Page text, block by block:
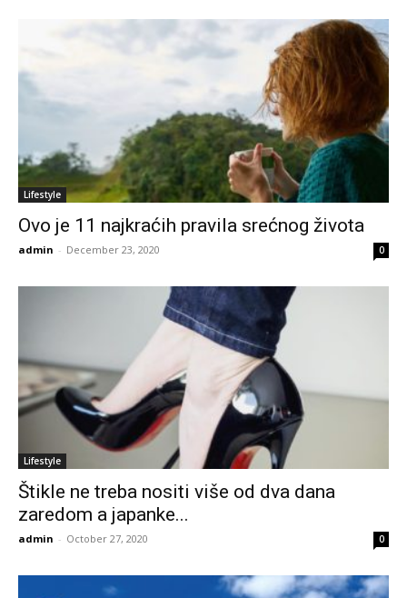
Lifestyle
Ovo je 11 najkraćih pravila srećnog života
admin - December 23, 2020 0
Lifestyle
Štikle ne treba nositi više od dva dana
zaredom a japanke...
admin - October 27, 2020 0